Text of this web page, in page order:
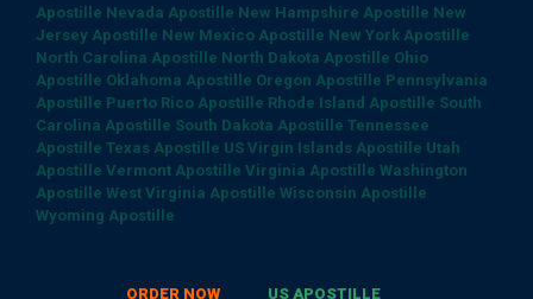
Apostille Nevada Apostille New Hampshire Apostille New
Jersey Apostille New Mexico Apostille New York Apostille
North Carolina Apostille North Dakota Apostille Ohio
Apostille Oklahoma Apostille Oregon Apostille Pennsylvania
Apostille Puerto Rico Apostille Rhode Island Apostille South
Carolina Apostille South Dakota Apostille Tennessee
Apostille Texas Apostille US Virgin Islands Apostille Utah
Apostille Vermont Apostille Virginia Apostille Washington
Apostille West Virginia Apostille Wisconsin Apostille
Wyoming Apostille
ORDER NOW US APOSTILLE